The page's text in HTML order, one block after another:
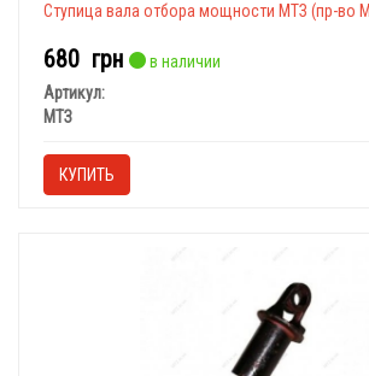
Ступица вала отбора мощности МТЗ (пр-во
680 грн
в наличии
Артикул:
МТЗ
КУПИТЬ